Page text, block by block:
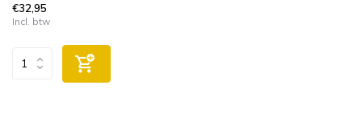
€32,95
Incl. btw